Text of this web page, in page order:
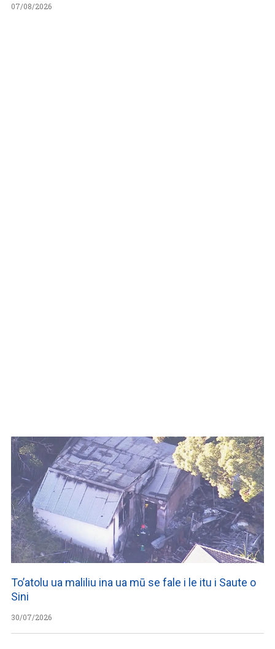
07/08/2026
To’atolu ua maliliu ina ua mū se fale i le itu i Saute o
Sini
30/07/2026